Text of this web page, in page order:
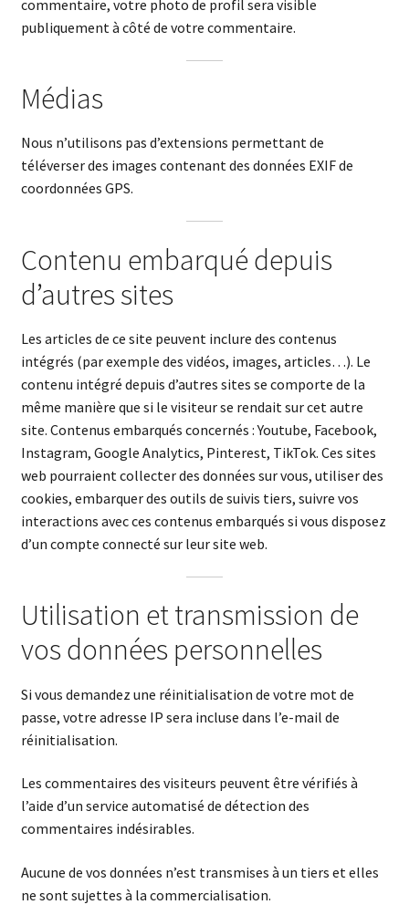
commentaire, votre photo de profil sera visible
publiquement à côté de votre commentaire.
Médias
Nous n’utilisons pas d’extensions permettant de
téléverser des images contenant des données EXIF de
coordonnées GPS.
Contenu embarqué depuis
d’autres sites
Les articles de ce site peuvent inclure des contenus
intégrés (par exemple des vidéos, images, articles…). Le
contenu intégré depuis d’autres sites se comporte de la
même manière que si le visiteur se rendait sur cet autre
site. Contenus embarqués concernés : Youtube, Facebook,
Instagram, Google Analytics, Pinterest, TikTok. Ces sites
web pourraient collecter des données sur vous, utiliser des
cookies, embarquer des outils de suivis tiers, suivre vos
interactions avec ces contenus embarqués si vous disposez
d’un compte connecté sur leur site web.
Utilisation et transmission de
vos données personnelles
Si vous demandez une réinitialisation de votre mot de
passe, votre adresse IP sera incluse dans l’e-mail de
réinitialisation.
Les commentaires des visiteurs peuvent être vérifiés à
l’aide d’un service automatisé de détection des
commentaires indésirables.
Aucune de vos données n’est transmises à un tiers et elles
ne sont sujettes à la commercialisation.